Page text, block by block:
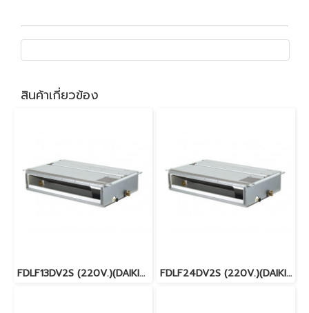
สินค้าเกี่ยวข้อง
FDLF13DV2S (220V.)(DAIKIN SKYAIR) รุ่นคอยล์เปลือยต่อท่อลมแรงดันเบา (ชนิดบาง 20 cm.) INVERTER น้ำยา R32 พร้อมบริการติดตั้ง FDLF24DV2S (220V.)(DAIKIN SKYAIR) รุ่นคอยล์เปลือยต่อท่อลมแรงดันเบา (ชนิดบาง 20 cm.) INVERTER น้ำยา R32 พร้อมบริการติดตั้ง